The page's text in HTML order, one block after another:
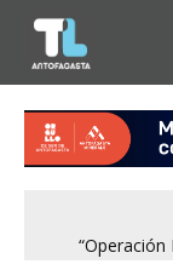
“Operación